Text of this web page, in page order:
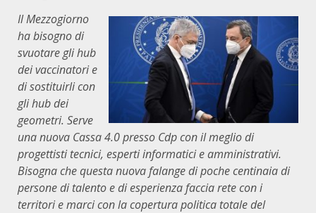
Il Mezzogiorno
ha bisogno di
svuotare gli hub
dei vaccinatori e
di sostituirli con
gli hub dei
geometri. Serve
una nuova Cassa 4.0 presso Cdp con il meglio di
progettisti tecnici, esperti informatici e amministrativi.
Bisogna che questa nuova falange di poche centinaia di
persone di talento e di esperienza faccia rete con i
territori e marci con la copertura politica totale del